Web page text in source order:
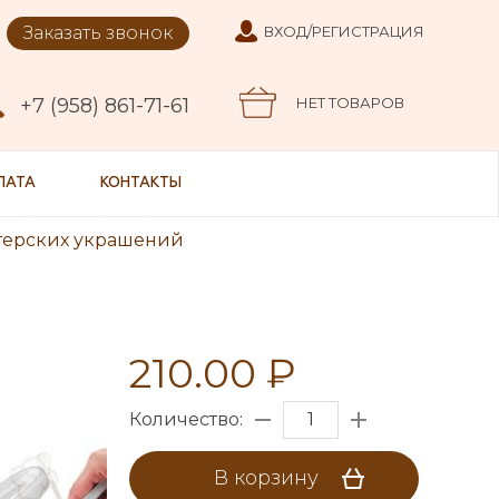
+7 (958) 861-71-61
Заказать звонок
НЕТ ТОВАРОВ
ВХОД/РЕГИСТРАЦИЯ
КОНТАКТЫ
украшений
210.00 ₽
Количество:
В корзину